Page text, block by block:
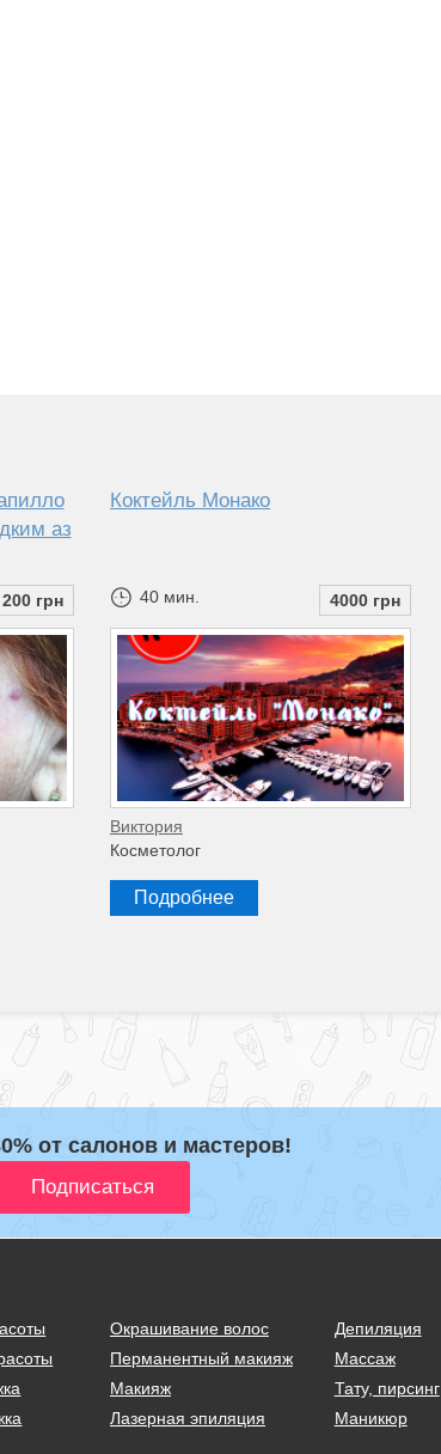
аз
грн
Коктейль Монако
40 мин. 4000 грн
Виктория
Косметолог
Подробнее
от салонов и мастеров!
Окрашивание волос
Перманентный макияж
Макияж
Лазерная эпиляция
Депиляция
Массаж
Тату, пирсинг
Маникюр